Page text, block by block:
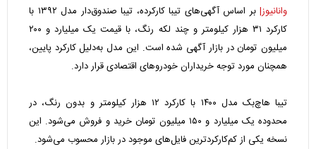
وانانیوز| بر اساس آگهی‌های تیبا کارکرده،
تیبا صندوق‌دار مدل ۱۳۹۲ با
کارکرد ۳۱ هزار کیلومتر و چند لکه رنگ، با قیمت یک میلیارد و ۲۰۰
میلیون تومان در بازار آگهی شده است. این مدل به‌دلیل کارکرد پایین،
همچنان مورد توجه خریداران خودروهای اقتصادی قرار دارد.
تیبا هاچ‌بک مدل ۱۴۰۰ با کارکرد ۱۲ هزار کیلومتر و بدون رنگ، در
محدوده یک میلیارد و ۱۵۰ میلیون تومان خرید و فروش می‌شود. این
نسخه یکی از کم‌کارکردترین فایل‌های موجود در بازار محسوب می‌شود.